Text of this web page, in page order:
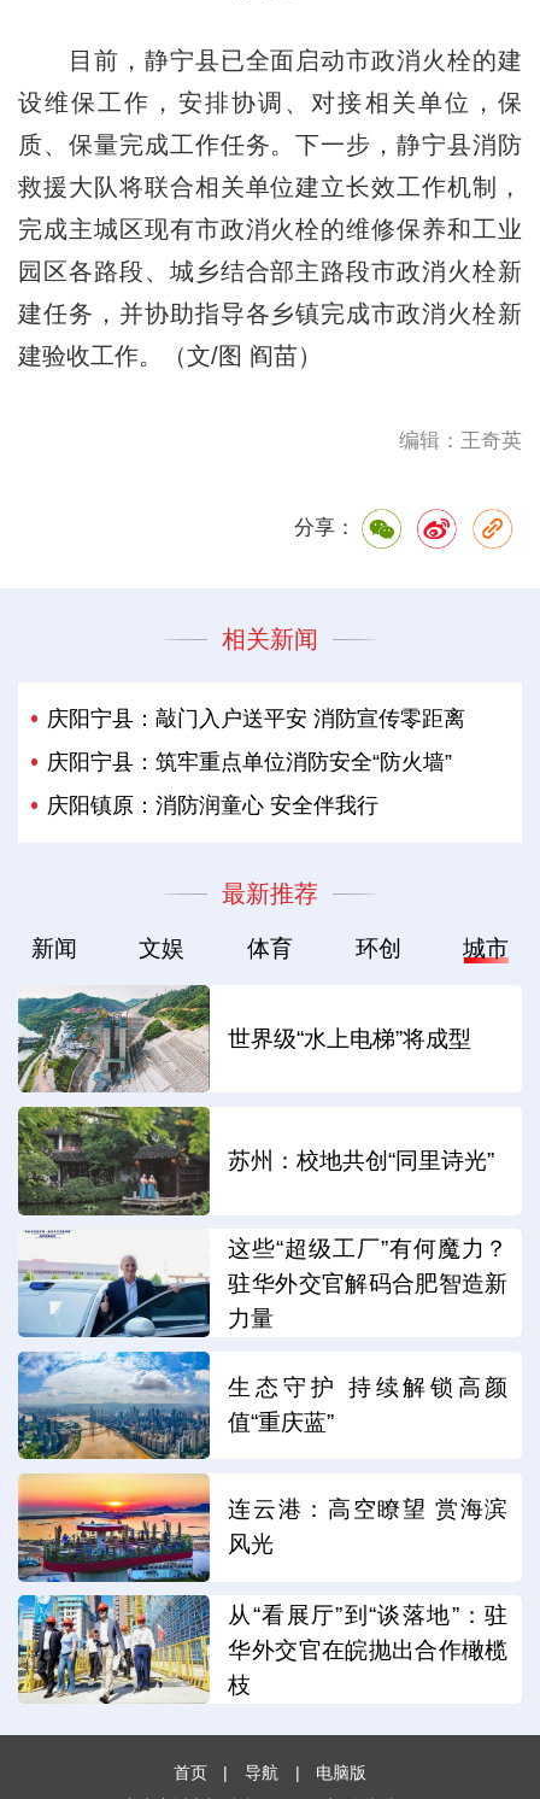
目前，静宁县已全面启动市政消火栓的建
设维保工作，安排协调、对接相关单位，保
质、保量完成工作任务。下一步，静宁县消防
救援大队将联合相关单位建立长效工作机制，
完成主城区现有市政消火栓的维修保养和工业
园区各路段、城乡结合部主路段市政消火栓新
建任务，并协助指导各乡镇完成市政消火栓新
建验收工作。（文/图 阎苗）
编辑：王奇英
分享：
相关新闻
庆阳宁县：敲门入户送平安 消防宣传零距离
庆阳宁县：筑牢重点单位消防安全“防火墙”
庆阳镇原：消防润童心 安全伴我行
最新推荐
新闻 文娱 体育 环创 城市
世界级“水上电梯”将成型
苏州：校地共创“同里诗光”
这些“超级工厂”有何魔力？
驻华外交官解码合肥智造新
力量
生态守护 持续解锁高颜
值“重庆蓝”
连云港：高空瞭望 赏海滨
风光
从“看展厅”到“谈落地”：驻
华外交官在皖抛出合作橄榄
枝
首页 | 导航 |
电脑版